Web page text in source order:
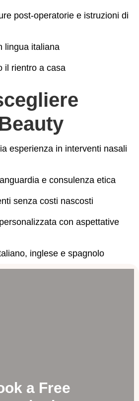
post-operatorie e istruzioni di
lingua italiana
il rientro a casa
esperienza in interventi nasali
e consulenza etica
senza costi nascosti
con aspettative
inglese e spagnolo
a Free